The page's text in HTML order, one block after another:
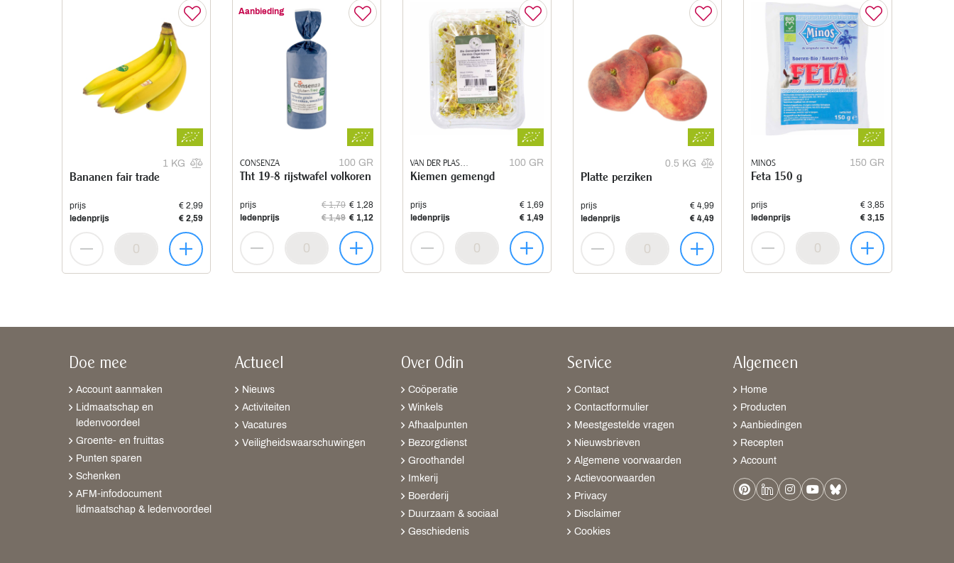
1 KG
Bananen fair trade
prijs
€ 2,99
ledenprijs
€ 2,59
Aanbieding
CONSENZA 100 GR
Tht 19-8 rijstwafel volkoren
prijs € 1,79 € 1,28
ledenprijs
€ 1,49 € 1,12
VAN DER PLAS
SPROUTS
100 GR
Kiemen gemengd
prijs
€ 1,69
ledenprijs
€ 1,49
0.5 KG
Platte perziken
prijs
€ 4,99
ledenprijs
€ 4,49
MINOS 150 GR
Feta 150 g
prijs
€ 3,85
ledenprijs
€ 3,15
Doe mee
Account aanmaken
Lidmaatschap en
ledenvoordeel
Groente- en fruittas
Punten sparen
Schenken
AFM-infodocument
lidmaatschap & ledenvoordeel
Actueel
Nieuws
Activiteiten
Vacatures
Veiligheidswaarschuwingen
Over Odin
Coöperatie
Winkels
Afhaalpunten
Bezorgdienst
Groothandel
Imkerij
Boerderij
Duurzaam & sociaal
Geschiedenis
Service
Contact
Contactformulier
Meestgestelde vragen
Nieuwsbrieven
Algemene voorwaarden
Actievoorwaarden
Privacy
Disclaimer
Cookies
Algemeen
Home
Producten
Aanbiedingen
Recepten
Account